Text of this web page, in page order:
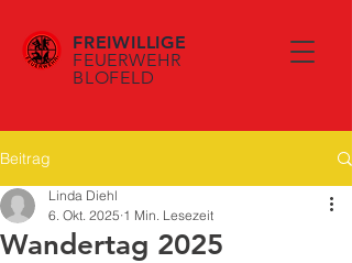
FREIWILLIGE
FEUERWEHR
BLOFELD
Beitrag
Wandertag 2025
Linda Diehl
6. Okt. 2025 1 Min. Lesezeit